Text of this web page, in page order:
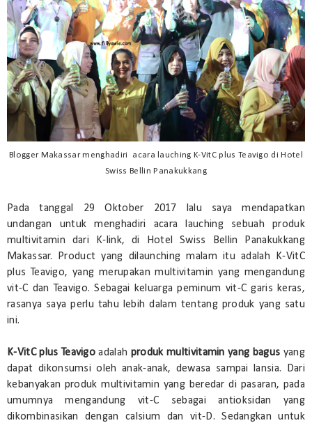
Blogger Makassar menghadiri acara lauching K-VitC plus Teavigo di Hotel
Swiss Bellin Panakukkang
Pada tanggal 29 Oktober 2017 lalu saya mendapatkan
undangan untuk menghadiri acara lauching sebuah produk
multivitamin dari K-link, di Hotel Swiss Bellin Panakukkang
Makassar. Product yang dilaunching malam itu adalah K-VitC
plus Teavigo, yang merupakan multivitamin yang mengandung
vit-C dan Teavigo. Sebagai keluarga peminum vit-C garis keras,
rasanya saya perlu tahu lebih dalam tentang produk yang satu
ini.
K-VitC plus Teavigo adalah produk multivitamin yang bagus yang
dapat dikonsumsi oleh anak-anak, dewasa sampai lansia. Dari
kebanyakan produk multivitamin yang beredar di pasaran, pada
umumnya mengandung vit-C sebagai antioksidan yang
dikombinasikan dengan calsium dan vit-D. Sedangkan untuk